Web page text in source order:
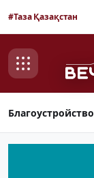
#Таза Қазақстан
Благоустройство